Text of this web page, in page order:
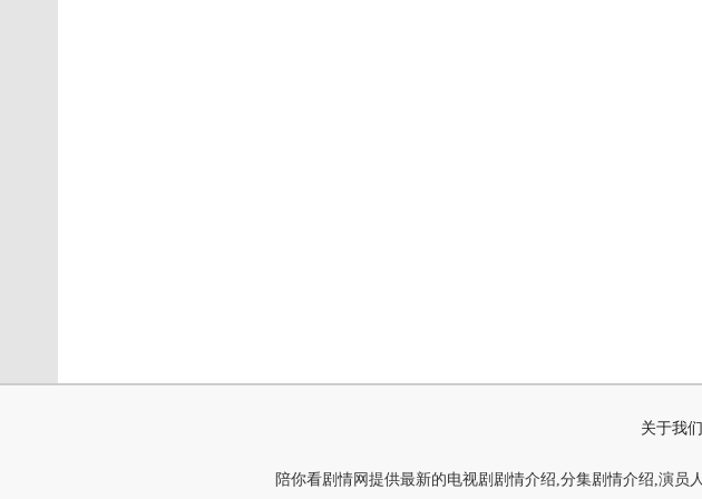
关于我们
陪你看剧情网提供最新的电视剧剧情介绍,分集剧情介绍,演员